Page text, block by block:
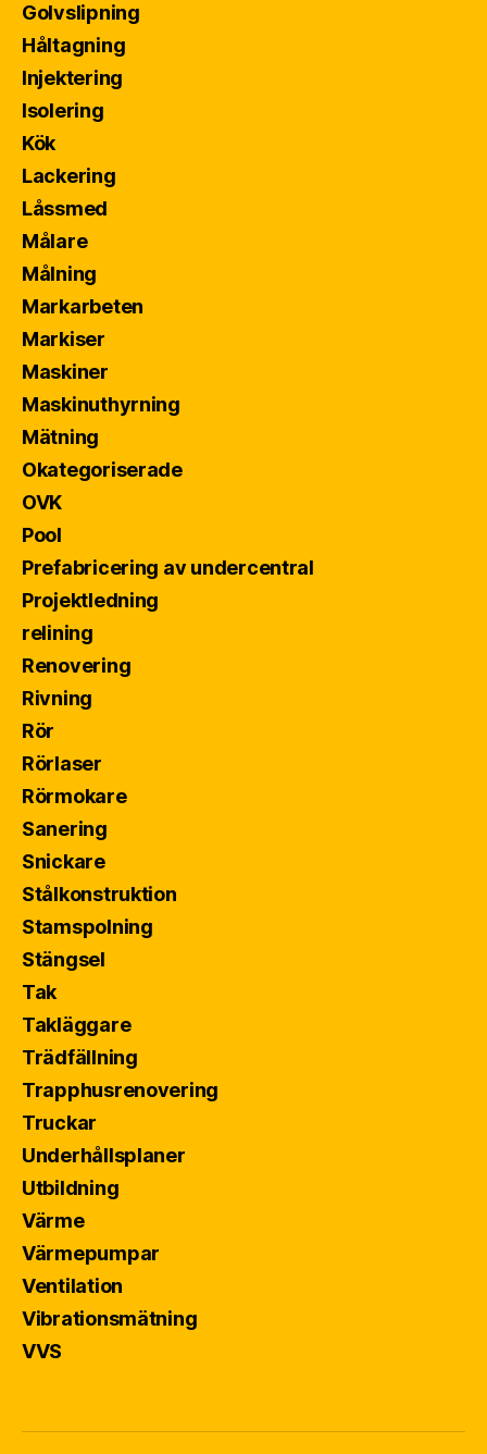
Golvslipning
Håltagning
Injektering
Isolering
Kök
Lackering
Låssmed
Målare
Målning
Markarbeten
Markiser
Maskiner
Maskinuthyrning
Mätning
Okategoriserade
OVK
Pool
Prefabricering av undercentral
Projektledning
relining
Renovering
Rivning
Rör
Rörlaser
Rörmokare
Sanering
Snickare
Stålkonstruktion
Stamspolning
Stängsel
Tak
Takläggare
Trädfällning
Trapphusrenovering
Truckar
Underhållsplaner
Utbildning
Värme
Värmepumpar
Ventilation
Vibrationsmätning
VVS